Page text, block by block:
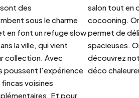
des
sous le charme
en font un refuge slow
la ville, qui vient
collection. Avec
poussent l'expérience
fincas voisines
Et pour
salon tout en
cocooning.
permet de
spacieuses.
découvrez
déco